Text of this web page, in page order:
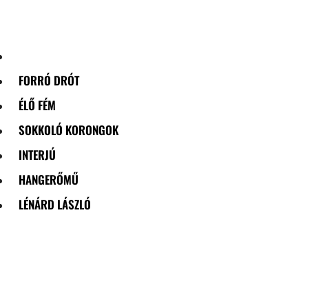
FORRÓ DRÓT
ÉLŐ FÉM
SOKKOLÓ KORONGOK
INTERJÚ
HANGERŐMŰ
LÉNÁRD LÁSZLÓ